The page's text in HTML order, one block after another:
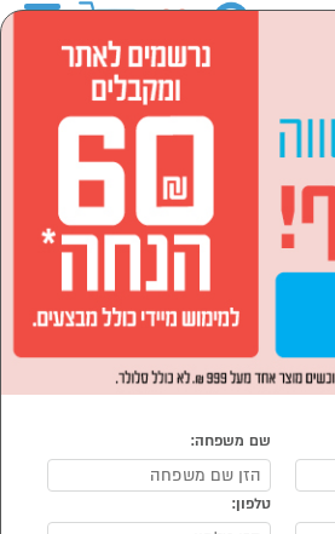
אביזרים וציוד היקפי
שם משפחה:
טלפון: